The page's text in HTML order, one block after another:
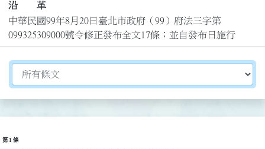
沿 革
中華民國99年8月20日臺北市政府（99）府法三字第
099325309000號令修正發布全文17條；並自發布日施行
切換選擇法規資訊內容
第 1 條